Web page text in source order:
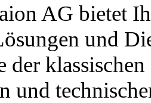
AG bietet
und
der
und